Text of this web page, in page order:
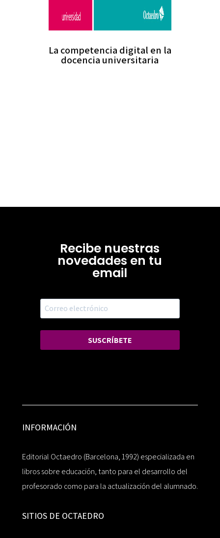
La competencia digital en la
docencia universitaria
Recibe nuestras
novedades en tu
email
SUSCRÍBETE
INFORMACIÓN
Editorial Octaedro (Barcelona, 1992) especializada en
libros sobre educación, tanto para el desarrollo del
profesorado como para la actualización del alumnado.
SITIOS DE OCTAEDRO